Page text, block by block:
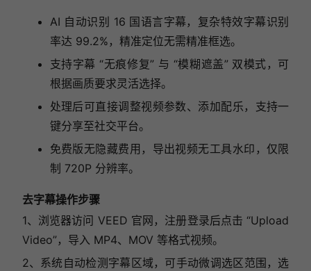
AI 自动识别 16 国语言字幕，复杂特效字幕识别
率达 99.2%，精准定位无需精准框选。
支持字幕 “无痕修复” 与 “模糊遮盖” 双模式，可
根据画质要求灵活选择。
处理后可直接调整视频参数、添加配乐，支持一
键分享至社交平台。
免费版无隐藏费用，导出视频无工具水印，仅限
制 720P 分辨率。
去字幕操作步骤
1、浏览器访问 VEED 官网，注册登录后点击 “Upload
Video”，导入 MP4、MOV 等格式视频。
2、系统自动检测字幕区域，可手动微调选区范围，选